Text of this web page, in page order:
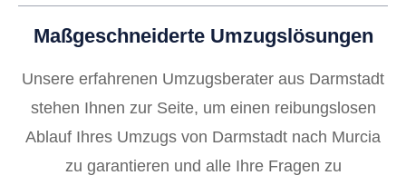
Maßgeschneiderte Umzugslösungen
Unsere erfahrenen Umzugsberater aus Darmstadt
stehen Ihnen zur Seite, um einen reibungslosen
Ablauf Ihres Umzugs von Darmstadt nach Murcia
zu garantieren und alle Ihre Fragen zu